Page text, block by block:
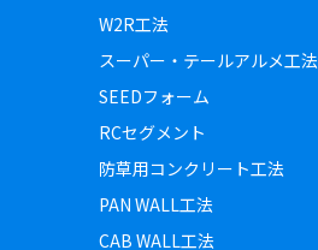
W2R工法
スーパー・テールアルメ工法
SEEDフォーム
RCセグメント
防草用コンクリート工法
PAN WALL工法
CAB WALL工法